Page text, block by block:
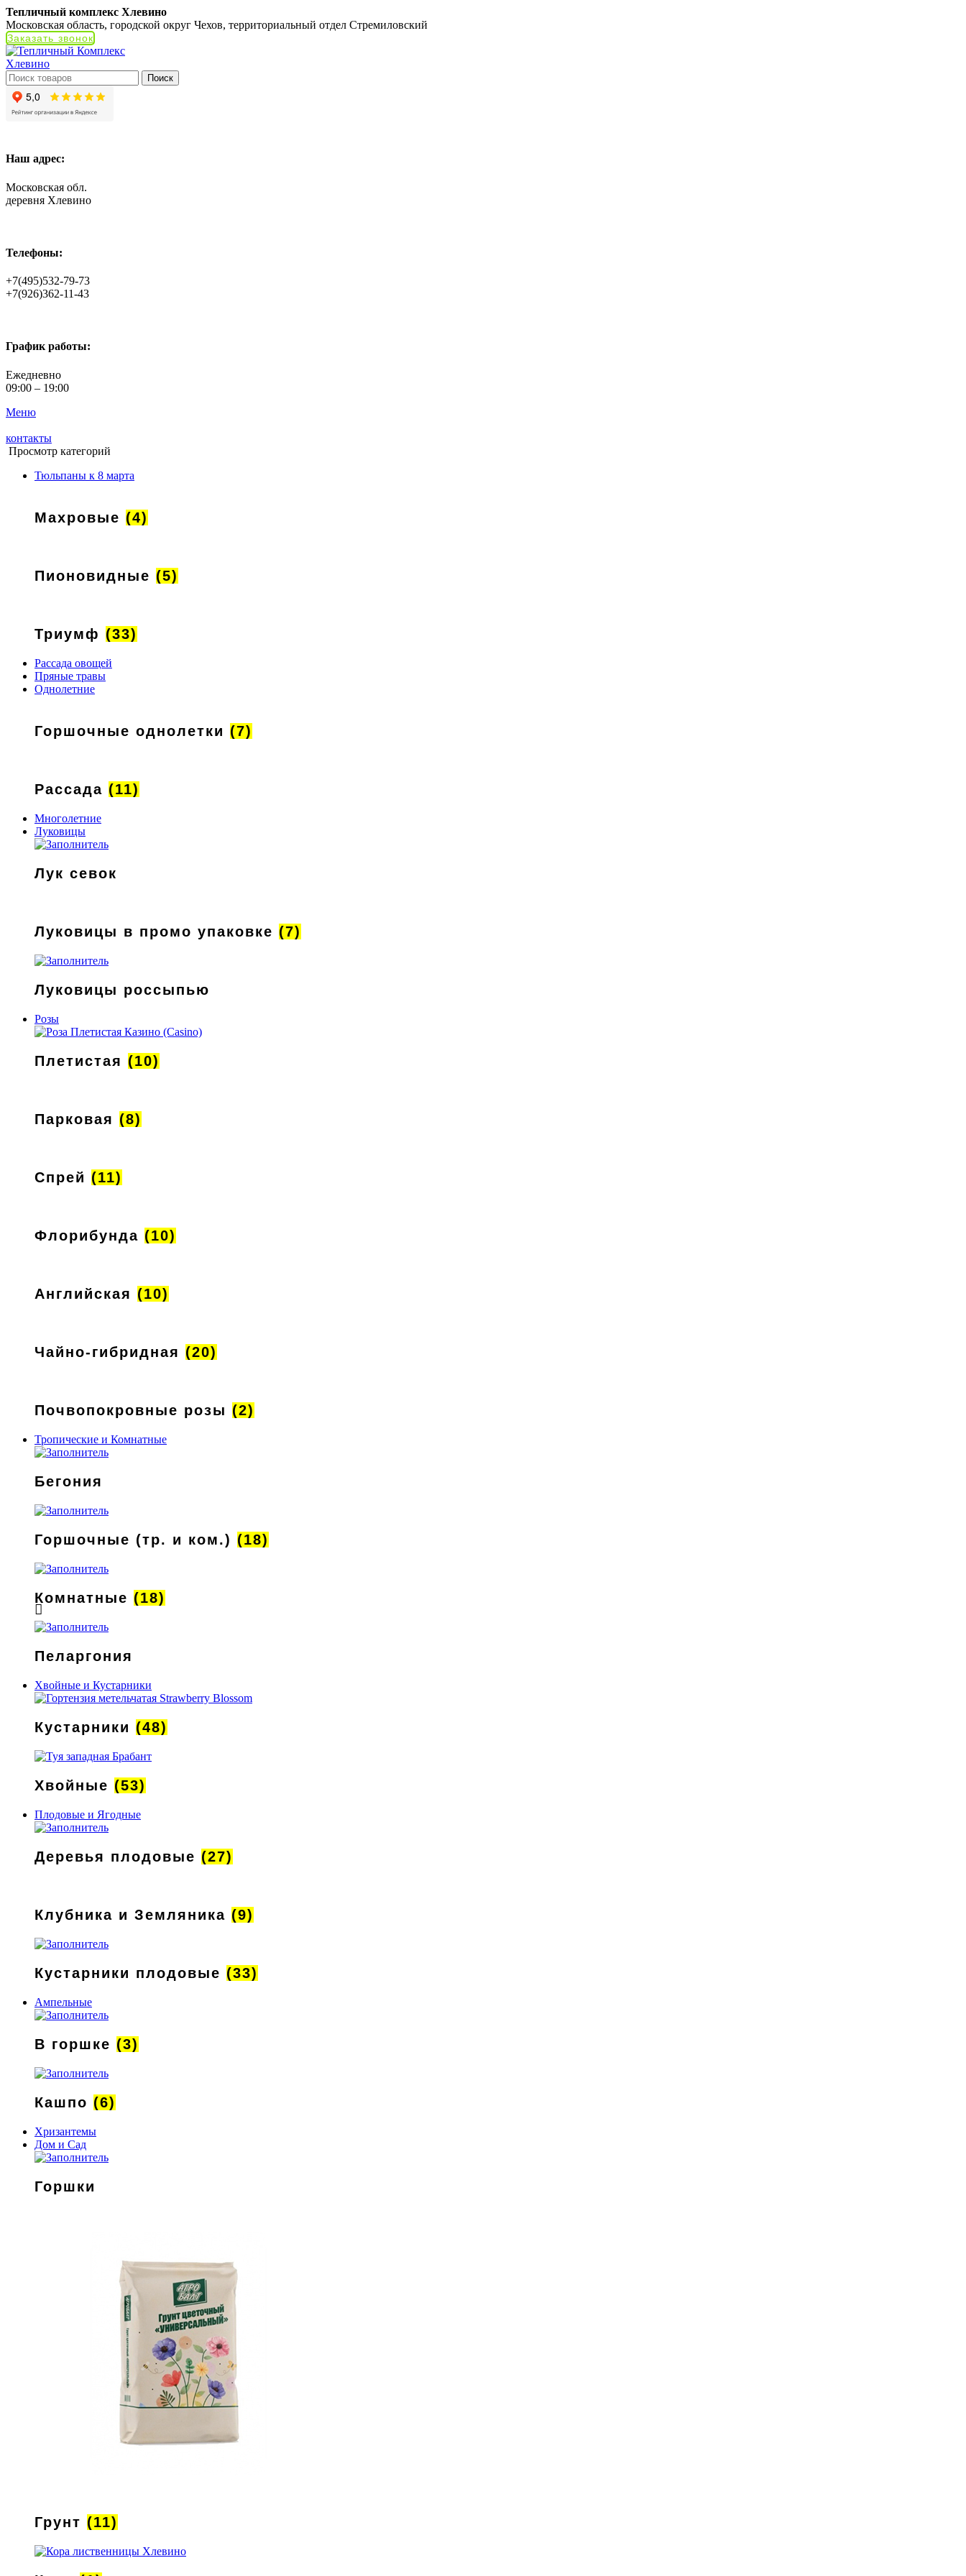
Тепличный комплекс Хлевино
Московская область, городской округ Чехов, территориальный отдел Стремиловский
Заказать звонок
Поиск
Наш адрес:
Московская обл.
деревня Хлевино
Телефоны:
+7(495)532-79-73
+7(926)362-11-43
График работы:
Ежедневно
09:00 – 19:00
Меню
контакты
Просмотр категорий
Тюльпаны к 8 марта
Махровые (4)
Пионовидные (5)
Триумф (33)
Рассада овощей
Пряные травы
Однолетние
Горшочные однолетки (7)
Рассада (11)
Многолетние
Луковицы
Лук севок
Луковицы в промо упаковке (7)
Луковицы россыпью
Розы
Плетистая (10)
Парковая (8)
Спрей (11)
Флорибунда (10)
Английская (10)
Чайно-гибридная (20)
Почвопокровные розы (2)
Тропические и Комнатные
Бегония
Горшочные (тр. и ком.) (18)
Комнатные (18)
Пеларгония
Хвойные и Кустарники
Кустарники (48)
Хвойные (53)
Плодовые и Ягодные
Деревья плодовые (27)
Клубника и Земляника (9)
Кустарники плодовые (33)
Ампельные
В горшке (3)
Кашпо (6)
Хризантемы
Дом и Сад
Горшки
Грунт (11)